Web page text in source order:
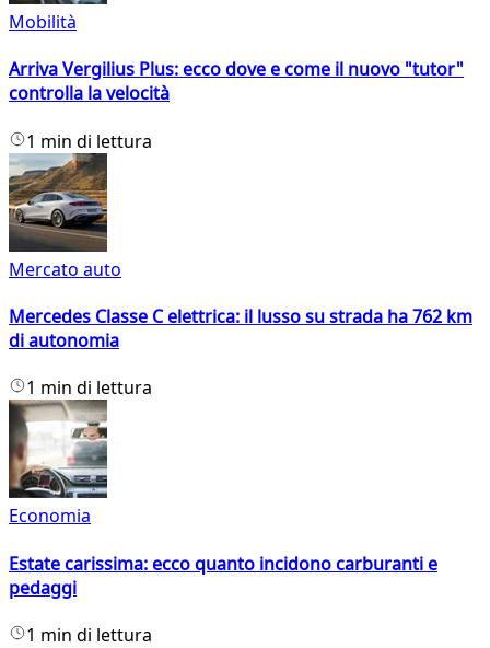
Mobilità
Arriva Vergilius Plus: ecco dove e come il nuovo "tutor"
controlla la velocità
1 min di lettura
Mercato auto
Mercedes Classe C elettrica: il lusso su strada ha 762 km
di autonomia
1 min di lettura
Economia
Estate carissima: ecco quanto incidono carburanti e
pedaggi
1 min di lettura